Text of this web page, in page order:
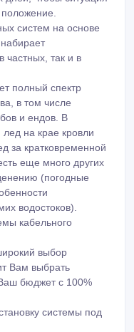
систем на основе
частных, так и в
полный спектр
в том числе
и ендов. В
на крае кровли
за кратковременной
еще много других
(погодные
водостоков).
кабельного
выбор
Вам выбрать
бюджет с 100%
системы под